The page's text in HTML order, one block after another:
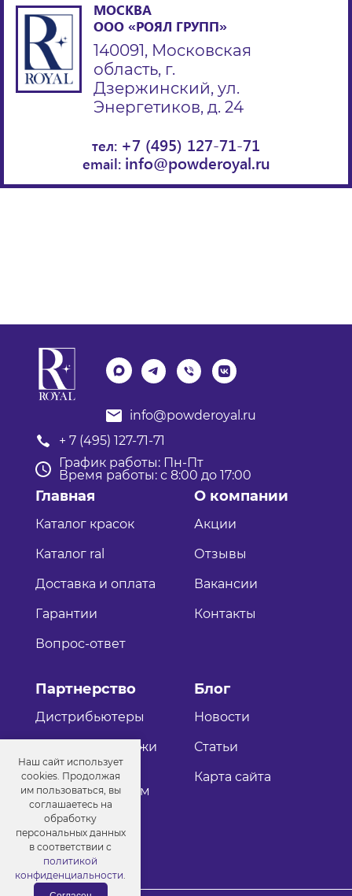
МОСКВА
ООО «РОЯЛ ГРУПП»
140091, Московская
область, г.
Дзержинский, ул.
Энергетиков, д. 24
тел: +7 (495) 127-71-71
email: info@powderoyal.ru
info@powderoyal.ru
+ 7 (495) 127-71-71
График работы: Пн-Пт
Время работы: с 8:00 до 17:00
Главная
Каталог красок
Каталог ral
Доставка и оплата
Гарантии
Вопрос-ответ
О компании
Акции
Отзывы
Вакансии
Контакты
Партнерство
Дистрибьютеры
Оптовые продажи
Как стать
дистрибьютером
Блог
Новости
Статьи
Карта сайта
Наш сайт использует
cookies. Продолжая
им пользоваться, вы
соглашаетесь на
обработку
персональных данных
в соответствии с
политикой
конфиденциальности.